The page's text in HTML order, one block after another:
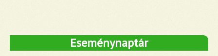
Eseménynaptár